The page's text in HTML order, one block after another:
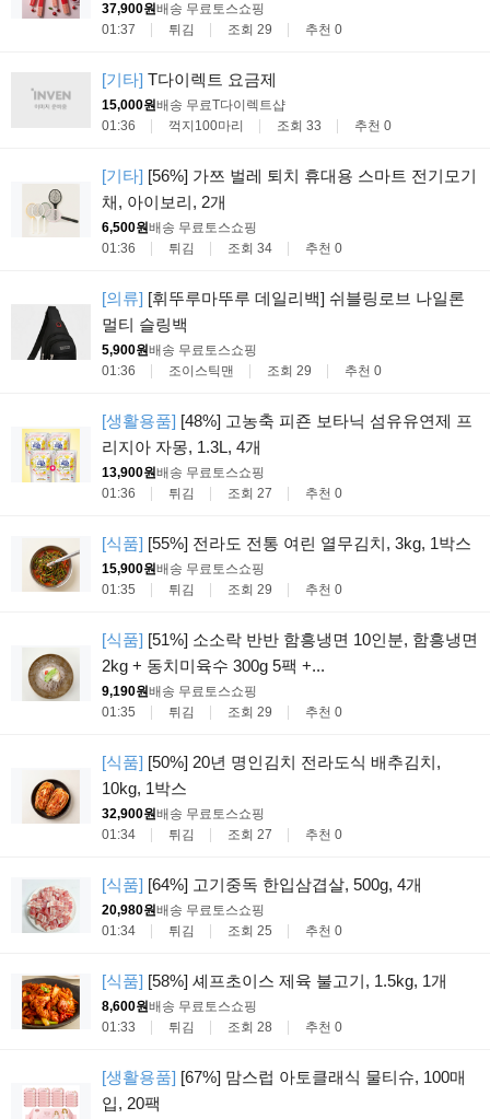
37,900원배송 무료토스쇼핑
01:37
튀김 조회 29 추천 0
[기타] T다이렉트 요금제
15,000원배송 무료T다이렉트샵
01:36
꺽지100마리 조회 33 추천 0
[기타] [56%] 가쯔 벌레 퇴치 휴대용 스마트 전기모기
채, 아이보리, 2개
6,500원배송 무료토스쇼핑
01:36
튀김 조회 34 추천 0
[의류] [휘뚜루마뚜루 데일리백] 쉬블링로브 나일론
멀티 슬링백
5,900원배송 무료토스쇼핑
01:36
조이스틱맨 조회 29 추천 0
[생활용품] [48%] 고농축 피죤 보타닉 섬유유연제 프
리지아 자몽, 1.3L, 4개
13,900원배송 무료토스쇼핑
01:36
튀김 조회 27 추천 0
[식품] [55%] 전라도 전통 여린 열무김치, 3kg, 1박스
15,900원배송 무료토스쇼핑
01:35
튀김 조회 29 추천 0
[식품] [51%] 소소락 반반 함흥냉면 10인분, 함흥냉면
2kg + 동치미육수 300g 5팩 +...
9,190원배송 무료토스쇼핑
01:35
튀김 조회 29 추천 0
[식품] [50%] 20년 명인김치 전라도식 배추김치,
10kg, 1박스
32,900원배송 무료토스쇼핑
01:34
튀김 조회 27 추천 0
[식품] [64%] 고기중독 한입삼겹살, 500g, 4개
20,980원배송 무료토스쇼핑
01:34
튀김 조회 25 추천 0
[식품] [58%] 셰프초이스 제육 불고기, 1.5kg, 1개
8,600원배송 무료토스쇼핑
01:33
튀김 조회 28 추천 0
[생활용품] [67%] 맘스럽 아토클래식 물티슈, 100매
입, 20팩